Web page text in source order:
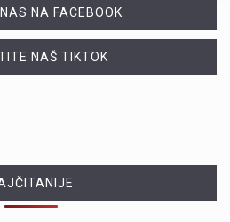
NA FACEBOOK
NAŠ TIKTOK